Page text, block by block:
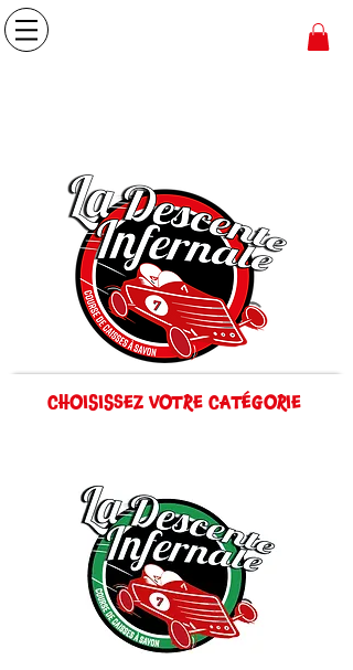
CHOISISSEZ VOTRE CATÉGORIE